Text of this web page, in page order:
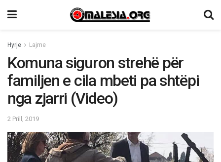
Hyrje Lajme
Komuna siguron strehë për
familjen e cila mbeti pa shtëpi
nga zjarri (Video)
2 Prill, 2019